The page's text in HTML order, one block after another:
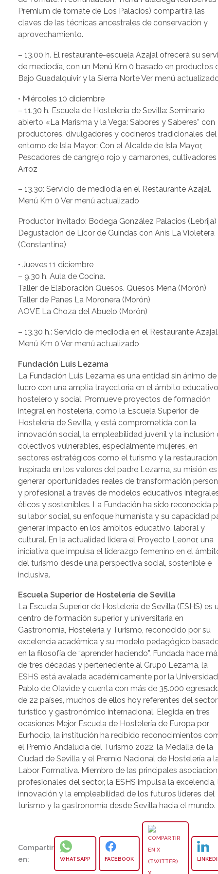
Premium de tomate de Los Palacios) compartirá las
claves de las técnicas ancestrales de conservación y
aprovechamiento.
– 13.00 h. El restaurante-escuela Azajal ofrecerá su
de mediodía, con un Menú Km 0 basado en productos
Bajo Guadalquivir y la Sierra Norte Ver menú
• Miércoles 10 diciembre
– 11.30 h. Escuela de Hostelería de Sevilla: Seminario
abierto «La Marisma y la Vega: Sabores y Saberes” con
productores, divulgadores y cocineros tradicionales del
entorno de Isla Mayor: Con el Alcalde de Isla Mayor,
Pescadores de cangrejo rojo y camarones,
Arroz
– 13.30: Servicio de mediodía en el Restaurante Azajal.
Menú Km 0 Ver menú actualizado
Productor Invitado: Bodega González Palacios (Lebrija)
Degustación de Licor de Guindas con Anís La Violetera
(Constantina)
• Jueves 11 diciembre
– 9.30 h. Aula de Cocina.
Taller de Elaboración Quesos. Quesos Mena (Morón)
Taller de Panes La Moronera (Morón)
AOVE La Choza del Abuelo (Morón)
– 13.30 h.: Servicio de mediodía en el Restaurante
Menú Km 0 Ver menú actualizado
Fundación Luis Lezama
La Fundación Luis Lezama es una entidad sin ánimo de
lucro con una amplia trayectoria en el ámbito
hostelero y social. Promueve proyectos de formación
integral en hostelería, como la Escuela Superior de
Hostelería de Sevilla, y está comprometida con la
innovación social, la empleabilidad juvenil y la inclusión
colectivos vulnerables, especialmente mujeres, en
sectores estratégicos como el turismo y la
Inspirada en los valores del padre Lezama, su misión es
generar oportunidades reales de transformación
y profesional a través de modelos educativos
éticos y sostenibles. La Fundación ha sido reconocida
su labor social, su enfoque humanista y su capacidad
generar impacto en los ámbitos educativo, laboral y
cultural. En la actualidad lidera el Proyecto Leonor, una
iniciativa que impulsa el liderazgo femenino en el
del turismo desde una perspectiva social, sostenible e
inclusiva.
Escuela Superior de Hostelería de Sevilla
La Escuela Superior de Hostelería de Sevilla (ESHS) es
centro de formación superior y universitaria en
Gastronomía, Hostelería y Turismo, reconocido por su
excelencia académica y su modelo pedagógico
en la filosofía de “aprender haciendo”. Fundada hace
de tres décadas y perteneciente al Grupo Lezama, la
ESHS está avalada académicamente por la Universidad
Pablo de Olavide y cuenta con más de 35.000
de 22 países, muchos de ellos hoy referentes del sector
turístico y gastronómico internacional. Elegida en tres
ocasiones Mejor Escuela de Hostelería de Europa por
Eurhodip, la institución ha recibido reconocimientos
el Premio Andalucía del Turismo 2022, la Medalla de la
Ciudad de Sevilla y el Premio Nacional de Hostelería a
Labor Formativa. Miembro de las principales
profesionales del sector, la ESHS impulsa la excelencia,
innovación y la empleabilidad de los futuros líderes del
turismo y la gastronomía desde Sevilla hacia el mundo.
Compartir
en:
WHATSAPP FACEBOOK